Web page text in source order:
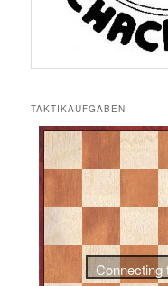
TAKTIKAUFGABEN